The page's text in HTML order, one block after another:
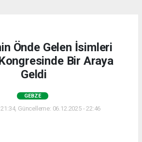
Önde Gelen İsimleri
Bir Araya
Geldi
GEBZE
Güncelleme: 06.12.2025 - 22:46